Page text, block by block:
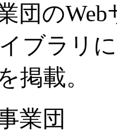
団の
ブラリ
掲載。
業団